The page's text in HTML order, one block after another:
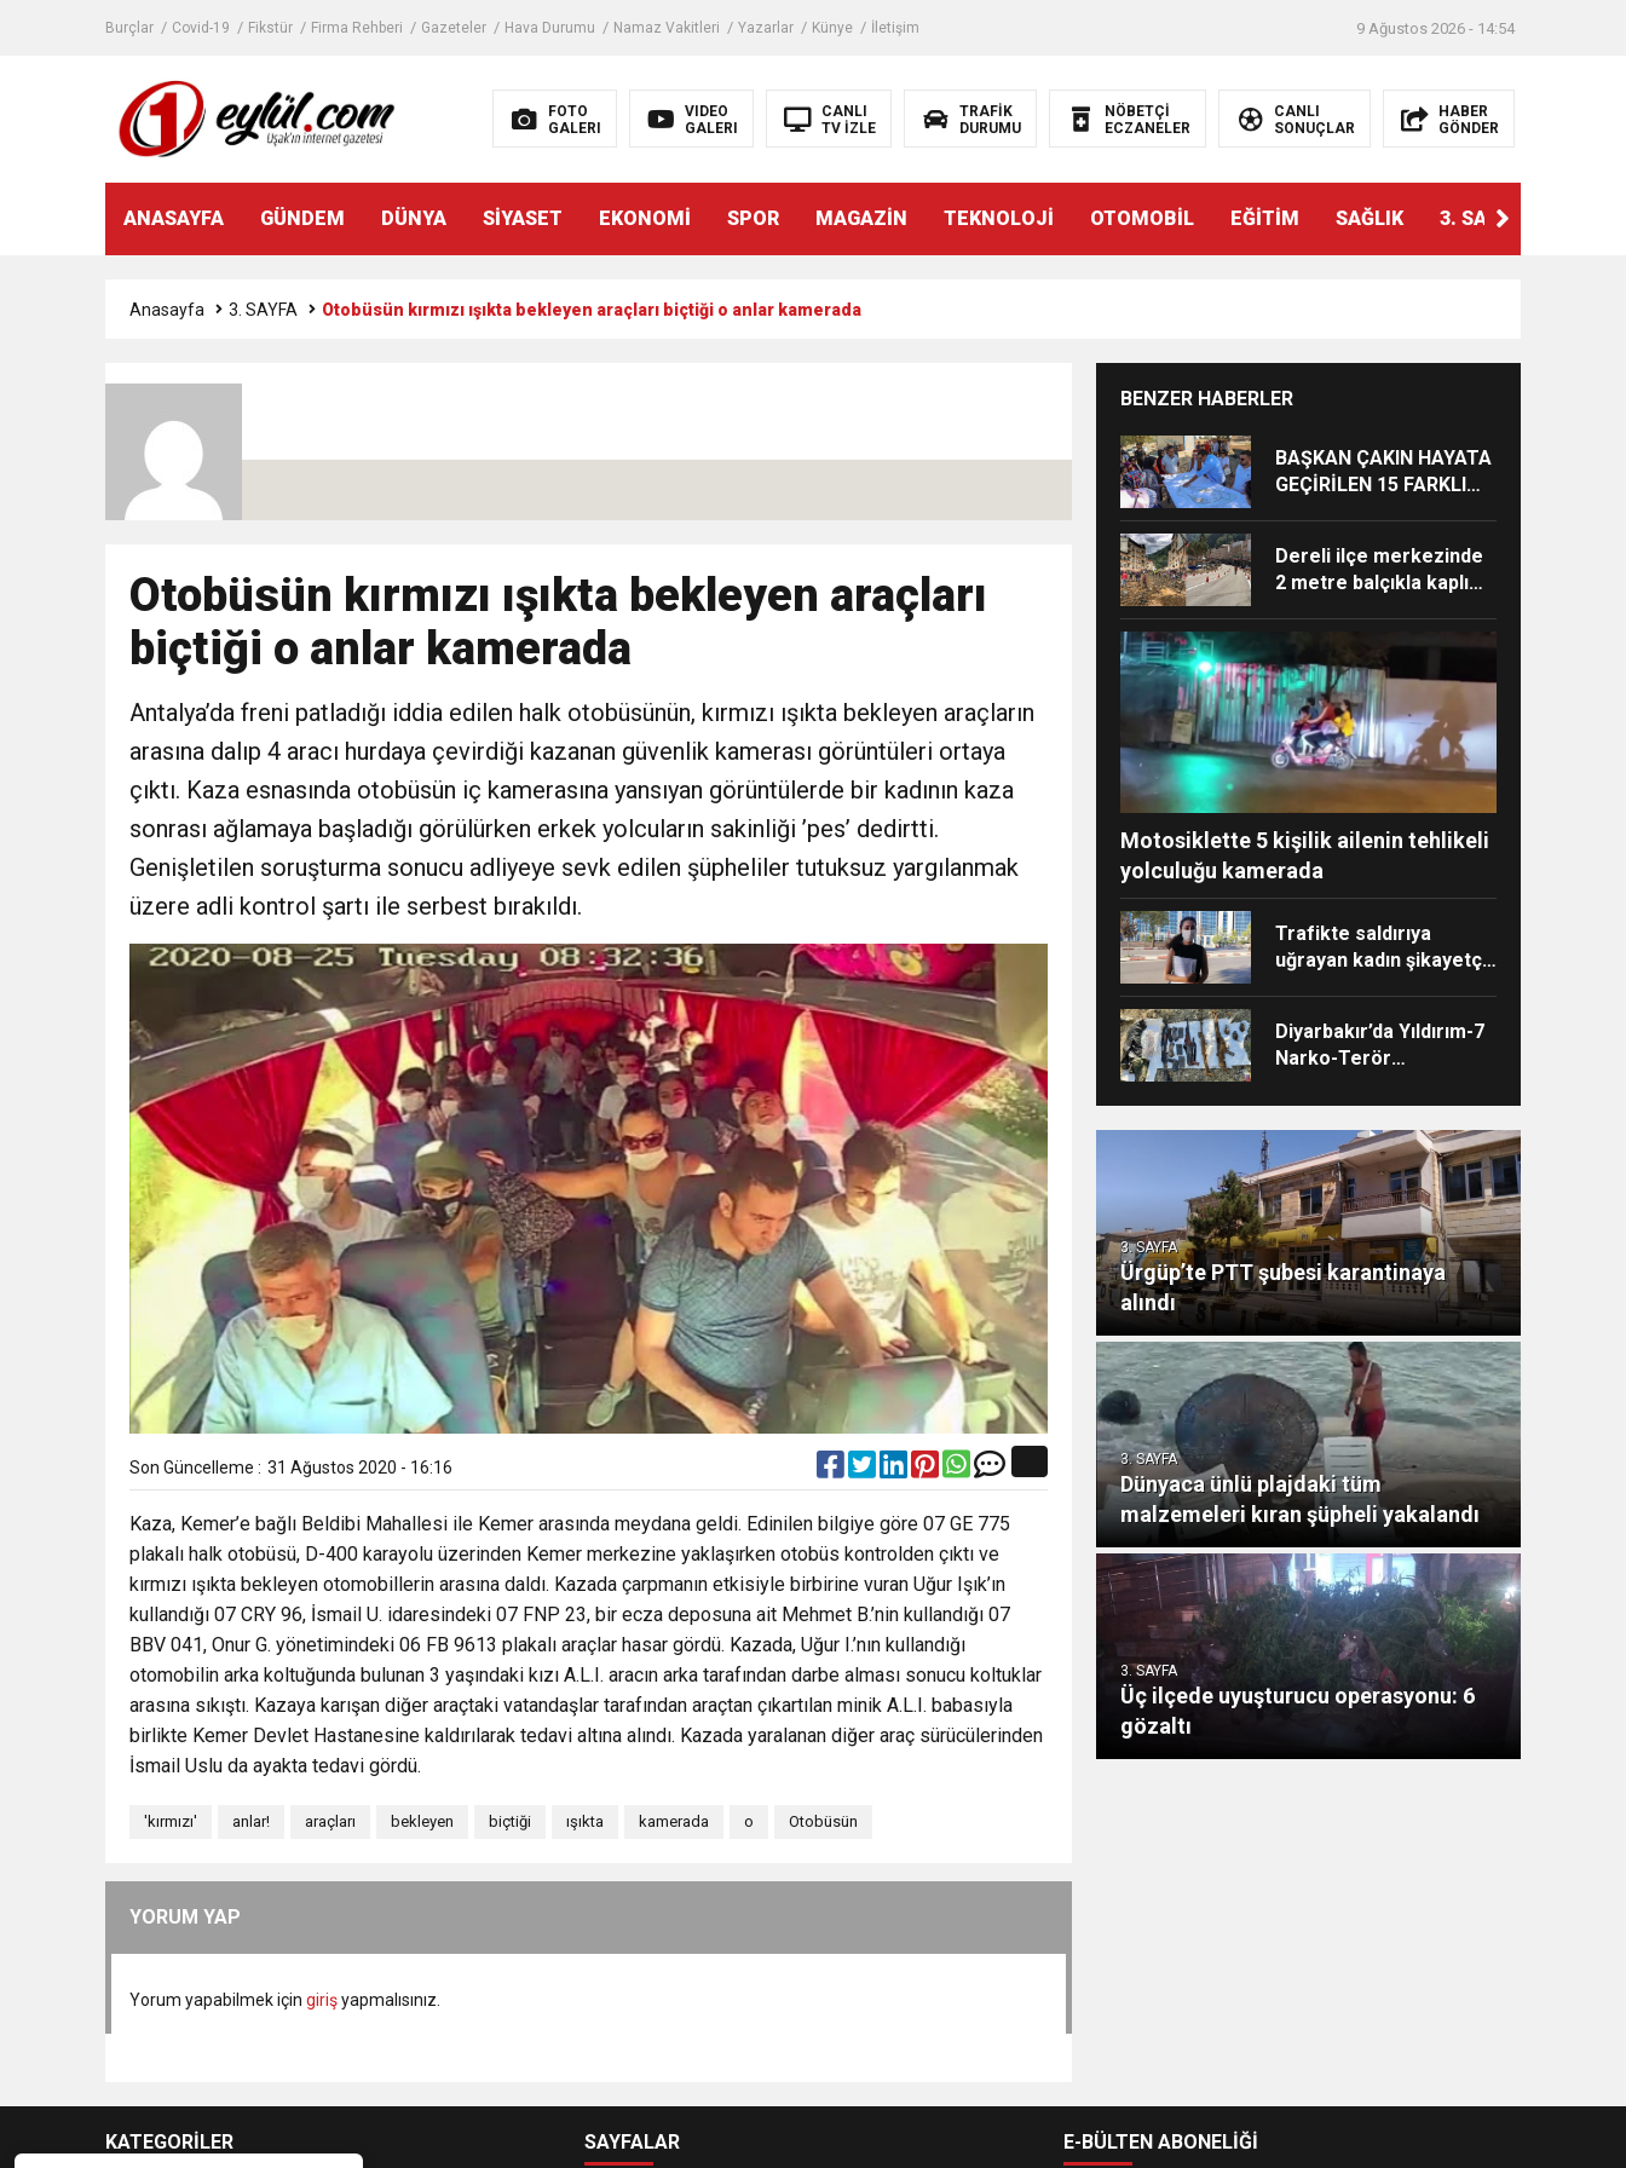
Burçlar Covid-19 Fikstür Firma Rehberi Gazeteler Hava Durumu Namaz Vakitleri Yazarlar Künye İletişim 9 Ağustos 2026 - 14:54
FOTO
GALERI
VIDEO
GALERI
CANLI
TV İZLE
TRAFİK
DURUMU
NÖBETÇİ
ECZANELER
CANLI
SONUÇLAR
HABER
GÖNDER
ANASAYFA GÜNDEM DÜNYA SİYASET EKONOMİ SPOR MAGAZİN TEKNOLOJİ OTOMOBİL EĞİTİM SAĞLIK 3. SAYFA
Anasayfa 3. SAYFA Otobüsün kırmızı ışıkta bekleyen araçları biçtiği o anlar kamerada
Otobüsün kırmızı ışıkta bekleyen araçları
biçtiği o anlar kamerada
Antalya’da freni patladığı iddia edilen halk otobüsünün, kırmızı ışıkta bekleyen araçların
arasına dalıp 4 aracı hurdaya çevirdiği kazanan güvenlik kamerası görüntüleri ortaya
çıktı. Kaza esnasında otobüsün iç kamerasına yansıyan görüntülerde bir kadının kaza
sonrası ağlamaya başladığı görülürken erkek yolcuların sakinliği ’pes’ dedirtti.
Genişletilen soruşturma sonucu adliyeye sevk edilen şüpheliler tutuksuz yargılanmak
üzere adli kontrol şartı ile serbest bırakıldı.
Son Güncelleme : 31 Ağustos 2020 - 16:16
Kaza, Kemer’e bağlı Beldibi Mahallesi ile Kemer arasında meydana geldi. Edinilen bilgiye göre 07 GE 775
plakalı halk otobüsü, D-400 karayolu üzerinden Kemer merkezine yaklaşırken otobüs kontrolden çıktı ve
kırmızı ışıkta bekleyen otomobillerin arasına daldı. Kazada çarpmanın etkisiyle birbirine vuran Uğur Işık’ın
kullandığı 07 CRY 96, İsmail U. idaresindeki 07 FNP 23, bir ecza deposuna ait Mehmet B.’nin kullandığı 07
BBV 041, Onur G. yönetimindeki 06 FB 9613 plakalı araçlar hasar gördü. Kazada, Uğur I.’nın kullandığı
otomobilin arka koltuğunda bulunan 3 yaşındaki kızı A.L.I. aracın arka tarafından darbe alması sonucu koltuklar
arasına sıkıştı. Kazaya karışan diğer araçtaki vatandaşlar tarafından araçtan çıkartılan minik A.L.I. babasıyla
birlikte Kemer Devlet Hastanesine kaldırılarak tedavi altına alındı. Kazada yaralanan diğer araç sürücülerinden
İsmail Uslu da ayakta tedavi gördü.
'kırmızı' anlar! araçları bekleyen biçtiği ışıkta kamerada o Otobüsün
YORUM YAP
Yorum yapabilmek için girişyapmalısınız.
BENZER HABERLER
BAŞKAN ÇAKIN HAYATA
GEÇİRİLEN 15 FARKLI
Dereli ilçe merkezinde
2 metre balçıkla kaplı
temizlendi, asfalt serildi
Motosiklette 5 kişilik ailenin tehlikeli
yolculuğu kamerada
Trafikte saldırıya
uğrayan kadın şikayetçi
Diyarbakır’da Yıldırım-7
Narko-Terör
sayıda mühimmat ele
geçirildi
3. SAYFA
Ürgüp’te PTT şubesi karantinaya
alındı
3. SAYFA
Dünyaca ünlü plajdaki tüm
malzemeleri kıran şüpheli yakalandı
3. SAYFA
Üç ilçede uyuşturucu operasyonu: 6
gözaltı
KATEGORİLER SAYFALAR E-BÜLTEN ABONELİĞİ